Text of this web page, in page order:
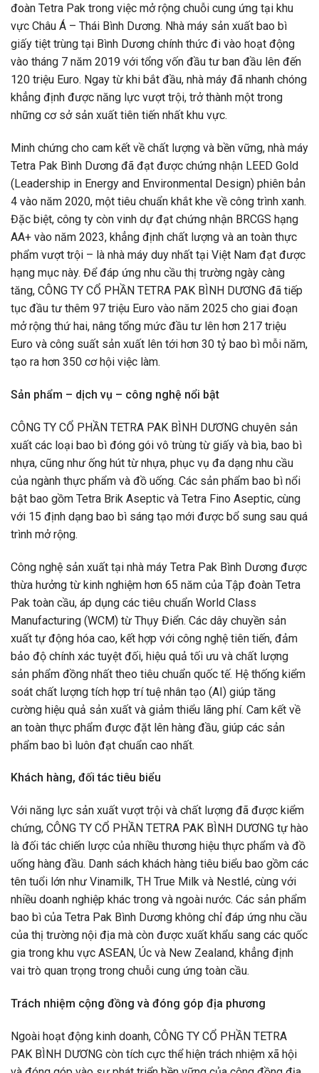
đoàn Tetra Pak trong việc mở rộng chuỗi cung ứng tại khu
vực Châu Á – Thái Bình Dương. Nhà máy sản xuất bao bì
giấy tiệt trùng tại Bình Dương chính thức đi vào hoạt động
vào tháng 7 năm 2019 với tổng vốn đầu tư ban đầu lên đến
120 triệu Euro. Ngay từ khi bắt đầu, nhà máy đã nhanh chóng
khẳng định được năng lực vượt trội, trở thành một trong
những cơ sở sản xuất tiên tiến nhất khu vực.
Minh chứng cho cam kết về chất lượng và bền vững, nhà máy
Tetra Pak Bình Dương đã đạt được chứng nhận LEED Gold
(Leadership in Energy and Environmental Design) phiên bản
4 vào năm 2020, một tiêu chuẩn khắt khe về công trình xanh.
Đặc biệt, công ty còn vinh dự đạt chứng nhận BRCGS hạng
AA+ vào năm 2023, khẳng định chất lượng và an toàn thực
phẩm vượt trội – là nhà máy duy nhất tại Việt Nam đạt được
hạng mục này. Để đáp ứng nhu cầu thị trường ngày càng
tăng, CÔNG TY CỔ PHẦN TETRA PAK BÌNH DƯƠNG đã tiếp
tục đầu tư thêm 97 triệu Euro vào năm 2025 cho giai đoạn
mở rộng thứ hai, nâng tổng mức đầu tư lên hơn 217 triệu
Euro và công suất sản xuất lên tới hơn 30 tỷ bao bì mỗi năm,
tạo ra hơn 350 cơ hội việc làm.
Sản phẩm – dịch vụ – công nghệ nổi bật
CÔNG TY CỔ PHẦN TETRA PAK BÌNH DƯƠNG chuyên sản
xuất các loại bao bì đóng gói vô trùng từ giấy và bìa, bao bì
nhựa, cũng như ống hút từ nhựa, phục vụ đa dạng nhu cầu
của ngành thực phẩm và đồ uống. Các sản phẩm bao bì nổi
bật bao gồm Tetra Brik Aseptic và Tetra Fino Aseptic, cùng
với 15 định dạng bao bì sáng tạo mới được bổ sung sau quá
trình mở rộng.
Công nghệ sản xuất tại nhà máy Tetra Pak Bình Dương được
thừa hưởng từ kinh nghiệm hơn 65 năm của Tập đoàn Tetra
Pak toàn cầu, áp dụng các tiêu chuẩn World Class
Manufacturing (WCM) từ Thụy Điển. Các dây chuyền sản
xuất tự động hóa cao, kết hợp với công nghệ tiên tiến, đảm
bảo độ chính xác tuyệt đối, hiệu quả tối ưu và chất lượng
sản phẩm đồng nhất theo tiêu chuẩn quốc tế. Hệ thống kiểm
soát chất lượng tích hợp trí tuệ nhân tạo (AI) giúp tăng
cường hiệu quả sản xuất và giảm thiểu lãng phí. Cam kết về
an toàn thực phẩm được đặt lên hàng đầu, giúp các sản
phẩm bao bì luôn đạt chuẩn cao nhất.
Khách hàng, đối tác tiêu biểu
Với năng lực sản xuất vượt trội và chất lượng đã được kiểm
chứng, CÔNG TY CỔ PHẦN TETRA PAK BÌNH DƯƠNG tự hào
là đối tác chiến lược của nhiều thương hiệu thực phẩm và đồ
uống hàng đầu. Danh sách khách hàng tiêu biểu bao gồm các
tên tuổi lớn như Vinamilk, TH True Milk và Nestlé, cùng với
nhiều doanh nghiệp khác trong và ngoài nước. Các sản phẩm
bao bì của Tetra Pak Bình Dương không chỉ đáp ứng nhu cầu
của thị trường nội địa mà còn được xuất khẩu sang các quốc
gia trong khu vực ASEAN, Úc và New Zealand, khẳng định
vai trò quan trọng trong chuỗi cung ứng toàn cầu.
Trách nhiệm cộng đồng và đóng góp địa phương
Ngoài hoạt động kinh doanh, CÔNG TY CỔ PHẦN TETRA
PAK BÌNH DƯƠNG còn tích cực thể hiện trách nhiệm xã hội